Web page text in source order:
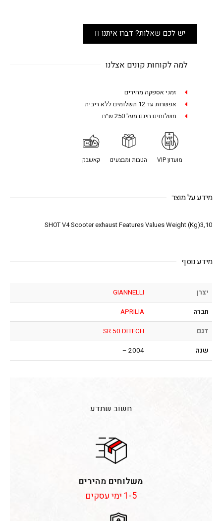
יש לכם שאלות? דברו איתנו
למה לקוחות קונים אצלנו
זמני אספקה מהירים
אפשרות עד 12 תשלומים ללא ריבית
משלוחים חינם מעל 250 ש״ח
מועדון VIP הטבות ומבצעים קאשבק
מידע על מוצר
SHOT V4 Scooter exhaust Features Values Weight (Kg)3,10
מידע נוסף
יצרן
GIANNELLI
חברה
APRILIA
דגם
SR 50 DITECH
שנה
2004 –
חשוב שתדע
משלוחים מהירים
1-5 ימי עסקים